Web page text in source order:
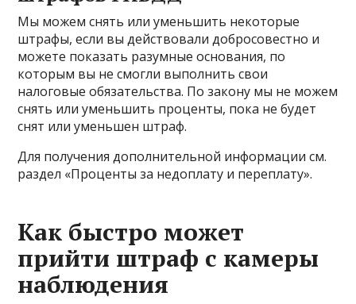
Мы можем снять или уменьшить некоторые
штрафы, если вы действовали добросовестно и
можете показать разумные основания, по
которым вы не смогли выполнить свои
налоговые обязательства. По закону мы не можем
снять или уменьшить проценты, пока не будет
снят или уменьшен штраф.
Для получения дополнительной информации см.
раздел «Проценты за недоплату и переплату».
Как быстро может
прийти штраф с камеры
наблюдения